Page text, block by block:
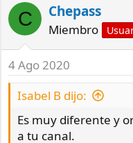
r
a
d
n
c
i
C Chepass
Miembro
4 Ago 2020
Isabel B dijo:
Es muy diferente y
a tu canal.